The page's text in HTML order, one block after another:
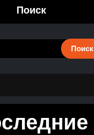
Поиск
Поиск